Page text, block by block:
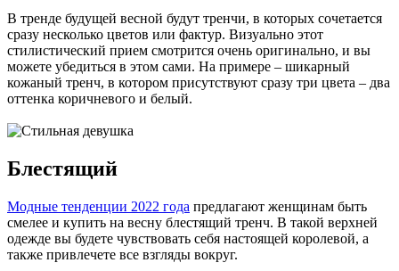
В тренде будущей весной будут тренчи, в которых сочетается
сразу несколько цветов или фактур. Визуально этот
стилистический прием смотрится очень оригинально, и вы
можете убедиться в этом сами. На примере – шикарный
кожаный тренч, в котором присутствуют сразу три цвета – два
оттенка коричневого и белый.
Блестящий
Модные тенденции 2022 года предлагают женщинам быть
смелее и купить на весну блестящий тренч. В такой верхней
одежде вы будете чувствовать себя настоящей королевой, а
также привлечете все взгляды вокруг.